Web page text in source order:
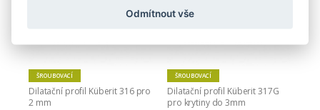
ŠROUBOVACÍ
Dilatační profil Küberit 316 pro
2 mm
ŠROUBOVACÍ
Dilatační profil Küberit 317G
pro krytiny do 3mm
Odmítnout vše